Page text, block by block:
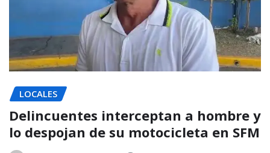
LOCALES
Delincuentes interceptan a hombre y
lo despojan de su motocicleta en SFM